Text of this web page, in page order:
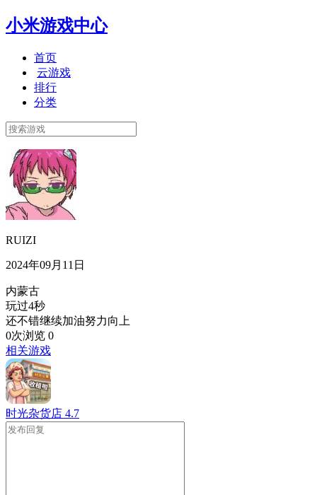
小米游戏中心
首页
云游戏
排行
分类
RUIZI
2024年09月11日
内蒙古
玩过4秒
还不错继续加油努力向上
0次浏览 0
相关游戏
时光杂货店 4.7